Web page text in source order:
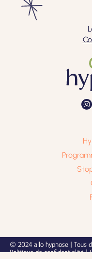
© 2024 allo hypnose | Tous
Politique de confidentialité|